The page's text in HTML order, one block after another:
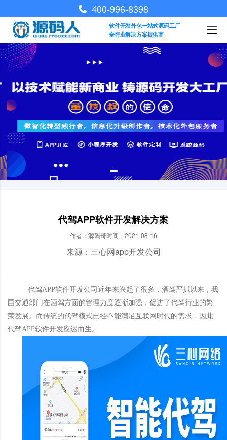
400-996-8398
软件开发外包一站式源码工厂
全行业解决方案提供商
代驾APP软件开发解决方案
作者：源码哥时间：2021-08-16
来源：三心网app开发公司
代驾APP软件开发公司近年来兴起了很多，酒驾严抓以来，我
国交通部门在酒驾方面的管理力度逐渐加强，促进了代驾行业的繁
荣发展。而传统的代驾模式已经不能满足互联网时代的需求，因此
代驾APP软件开发应运而生。